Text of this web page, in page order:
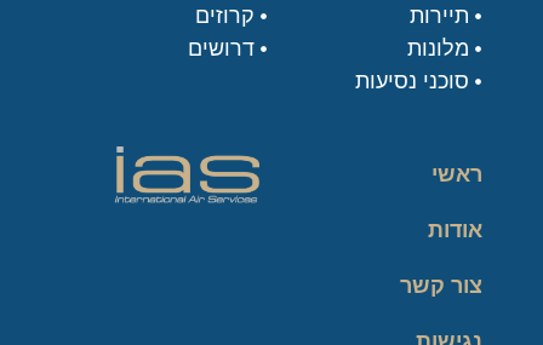
תיירות
מלונות
סוכני נסיעות
קרוזים
דרושים
ראשי
אודות
צור קשר